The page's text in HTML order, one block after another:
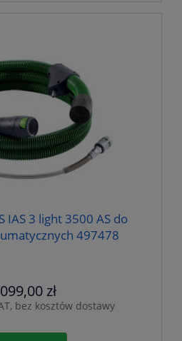
IAS 3 light 3500 AS do
497478
zł
bez kosztów dostawy